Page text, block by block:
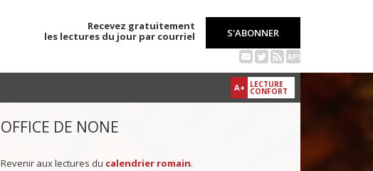
Recevez gratuitement
les lectures du jour par courriel
S'ABONNER
API
A+ LECTURE
CONFORT
OFFICE DE NONE
Revenir aux lectures du calendrier romain.